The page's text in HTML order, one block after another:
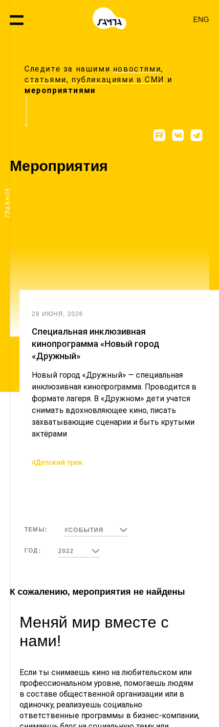
ENG
Следите за нашими новостями,
статьями, публикациями в СМИ и
мероприятиями
Мероприятия
29 ИЮНЯ, 2026
Cпециальная инклюзивная
кинопрограмма «Новый город
«Дружный»
Новый город «Дружный» — специальная
инклюзивная кинопрограмма. Проводится в
формате лагеря. В «Дружном» дети учатся
снимать вдохновляющее кино, писать
захватывающие сценарии и быть крутыми
актёрами
#Детский трек
ГЛАВНОЕ
ТЕМЫ: #СОБЫТИЯ
ГОД: 2022
К сожалению, мероприятия не найдены
Меняй мир вместе с
нами!
Если ты снимаешь кино на любительском или
профессиональном уровне, помогаешь людям
в составе общественной организации или в
одиночку, реализуешь социально
ответственные программы в бизнес-компании,